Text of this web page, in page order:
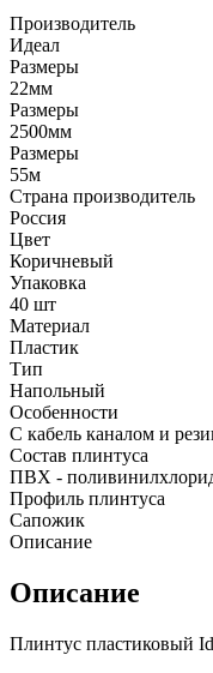
Производитель
Идеал
Размеры
22мм
Размеры
2500мм
Размеры
55м
Страна производитель
Россия
Цвет
Коричневый
Упаковка
40 шт
Материал
Пластик
Тип
Напольный
Особенности
С кабель каналом и
Состав плинтуса
ПВХ -
Профиль плинтуса
Сапожик
Описание
Описание
Плинтус пластиковый